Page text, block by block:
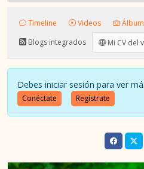
Timeline Videos
Blogs integrados
Mi CV del
Debes iniciar sesión para ver
Conéctate Regístrate